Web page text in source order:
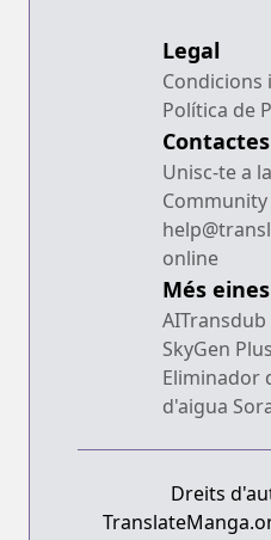
Legal
Condicions
Política de
Contactes
Unisc-te a
Community
online
Més eines
AITransdub
SkyGen Plus
Eliminador
d'aigua
Dreits